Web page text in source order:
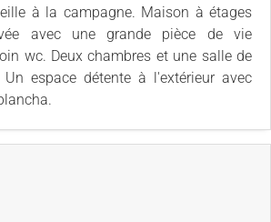
à la campagne. Maison à étages
avec une grande pièce de vie
wc. Deux chambres et une salle de
espace détente à l'extérieur avec